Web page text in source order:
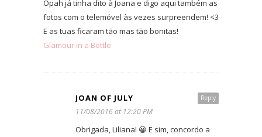
Opah já tinha dito à Joana e digo aqui também as
fotos com o telemóvel às vezes surpreendem! <3
E as tuas ficaram tão mas tão bonitas!
Glamour in a Bottle
Reply
JOAN OF JULY
11/08/2016 at 12:20 PM
Obrigada, Liliana! 😀 E sim, concordo a